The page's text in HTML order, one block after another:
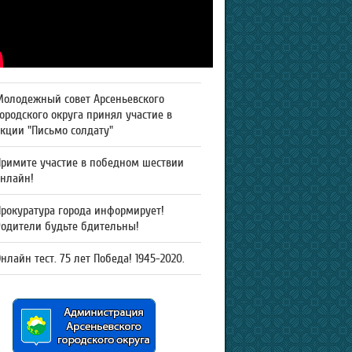
совет Арсеньевского
округа принял участие в
"Письмо солдату"
участие в победном шествии
города информирует!
будьте бдительны!
тест. 75 лет Победа! 1945-2020.